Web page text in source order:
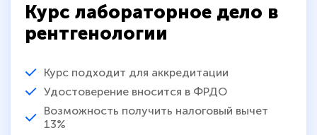
Курс лабораторное дело в
рентгенологии
Курс подходит для аккредитации
Удостоверение вносится в ФРДО
Возможность получить налоговый вычет
13%